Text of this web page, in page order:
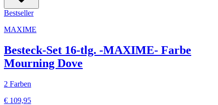
Bestseller
MAXIME
Besteck-Set 16-tlg. -MAXIME- Farbe
Mourning Dove
2 Farben
€ 109,95